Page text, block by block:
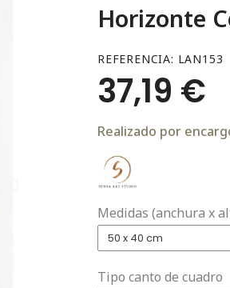
Horizonte
REFERENCIA LAN153
37,19 €
Realizado por
Medidas (anchura x
Tipo canto de cuadro